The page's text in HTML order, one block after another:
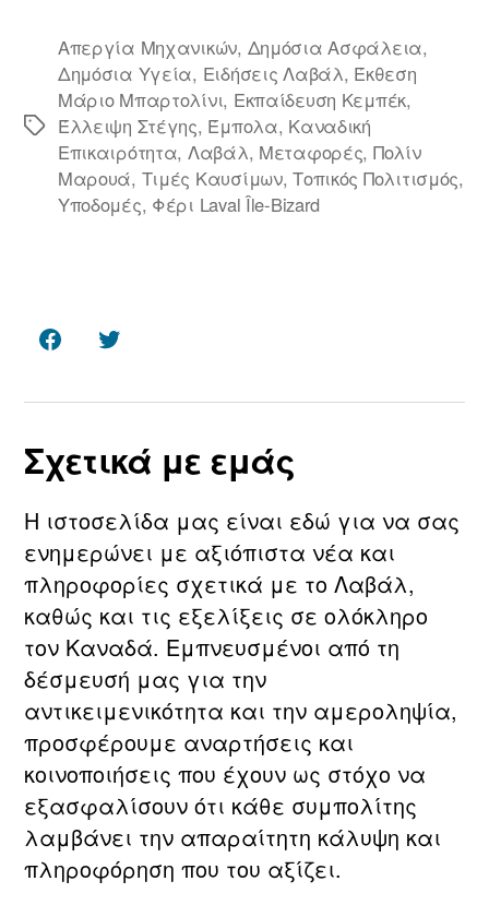
Ετικέτες
Απεργία Μηχανικών, Δημόσια Ασφάλεια,
Δημόσια Υγεία, Ειδήσεις Λαβάλ, Έκθεση
Μάριο Μπαρτολίνι, Εκπαίδευση Κεμπέκ,
Έλλειψη Στέγης, Έμπολα, Καναδική
Επικαιρότητα, Λαβάλ, Μεταφορές, Πολίν
Μαρουά, Τιμές Καυσίμων,Τοπικός Πολιτισμός,
Υποδομές, Φέρι Laval Île‑Bizard
FacebookTwitter
Σχετικά με εμάς
Η ιστοσελίδα μας είναι εδώ για να σας
ενημερώνει με αξιόπιστα νέα και
πληροφορίες σχετικά με τo Λαβάλ,
καθώς και τις εξελίξεις σε ολόκληρο
τον Καναδά. Εμπνευσμένοι από τη
δέσμευσή μας για την
αντικειμενικότητα και την αμεροληψία,
προσφέρουμε αναρτήσεις και
κοινοποιήσεις που έχουν ως στόχο να
εξασφαλίσουν ότι κάθε συμπολίτης
λαμβάνει την απαραίτητη κάλυψη και
πληροφόρηση που του αξίζει.